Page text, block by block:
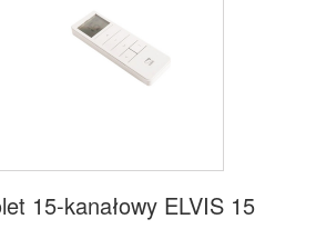
15-kanałowy ELVIS 15